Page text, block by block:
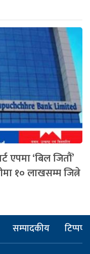
एपमा ‘बिल जितौं’
१० लाखसम्म जित्ने
सम्पादकीय टिप्पणी